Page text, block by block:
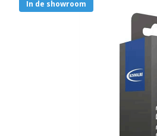
In de showroom